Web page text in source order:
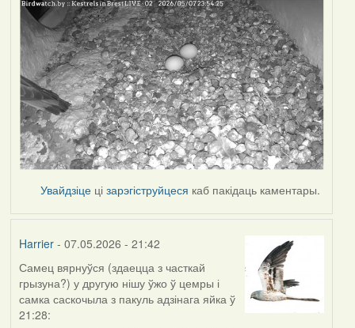
Увайдзіце цізарэгіструйцеся каб пакідаць каментары.
Harrier- 07.05.2026 - 21:42
Самец вярнуўся (здаецца з часткай
грызуна?) у другую нішу ўжо ў цемры і
самка саскочыла з пакуль адзінага яйка ў
21:28: